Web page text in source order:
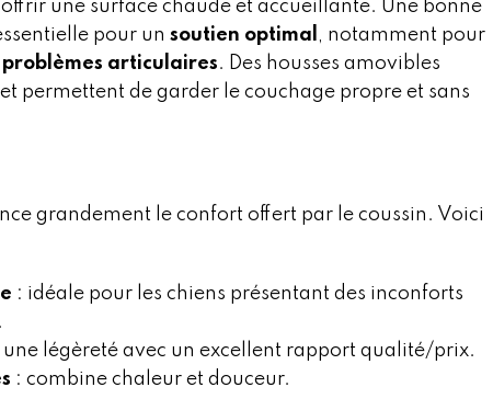
une surface chaude et accueillante. Une bonne
pour un soutien optimal , notamment pour
problèmes articulaires. Des housses amovibles
permettent de garder le couchage propre et sans
grandement le confort offert par le coussin. Voici
: idéale pour les chiens présentant des inconforts
une légèreté avec un excellent rapport qualité/prix.
: combine chaleur et douceur.